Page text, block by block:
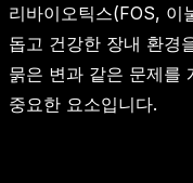
리바이오틱스(FOS, 이
돕고 건강한 장내 환경
묽은 변과 같은 문제를
중요한 요소입니다.